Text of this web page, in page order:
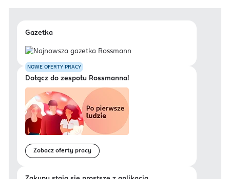
Gazetka
NOWE OFERTY PRACY
Dołącz do zespołu Rossmanna!
Zobacz oferty pracy